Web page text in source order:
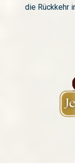
die Rückkehr